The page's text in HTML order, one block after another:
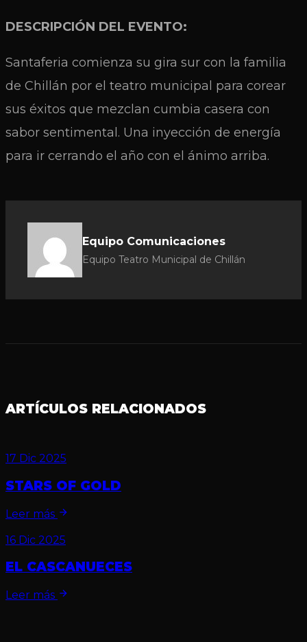
DESCRIPCIÓN DEL EVENTO:
Santaferia comienza su gira sur con la familia
de Chillán por el teatro municipal para corear
sus éxitos que mezclan cumbia casera con
sabor sentimental. Una inyección de energía
para ir cerrando el año con el ánimo arriba.
Equipo Comunicaciones
Equipo Teatro Municipal de Chillán
ARTÍCULOS RELACIONADOS
17 Dic 2025
STARS OF GOLD
Leer más
16 Dic 2025
EL CASCANUECES
Leer más